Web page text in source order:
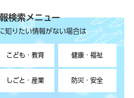
検索メニュー
知りたい情報がない場合は
こども・教育 健康・福祉
しごと・産業 防災・安全